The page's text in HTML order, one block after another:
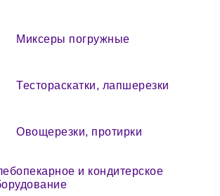
Миксеры погружные
Тестораскатки, лапшерезки
Овощерезки, протирки
и кондитерское